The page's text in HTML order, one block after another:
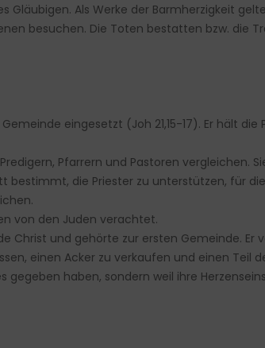
Als Werke der Barmherzigkeit
besuchen. Die Toten bestatten bzw. die
eingesetzt (Joh 21,15-17). Er hält
Pfarrern und Pastoren vergleichen.
bestimmt, die Priester zu unterstützen, für
von den Juden verachtet.
Christ und gehörte zur ersten Gemeinde.
einen Acker zu verkaufen und einen Teil
haben, sondern weil ihre